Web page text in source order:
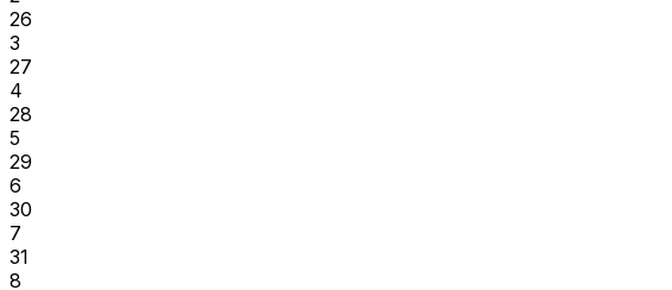
26
3
27
4
28
5
29
6
30
7
31
8